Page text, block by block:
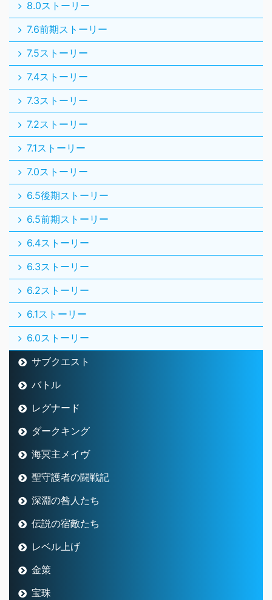
8.0ストーリー
7.6前期ストーリー
7.5ストーリー
7.4ストーリー
7.3ストーリー
7.2ストーリー
7.1ストーリー
7.0ストーリー
6.5後期ストーリー
6.5前期ストーリー
6.4ストーリー
6.3ストーリー
6.2ストーリー
6.1ストーリー
6.0ストーリー
サブクエスト
バトル
レグナード
ダークキング
海冥主メイヴ
聖守護者の闘戦記
深淵の咎人たち
伝説の宿敵たち
レベル上げ
金策
宝珠